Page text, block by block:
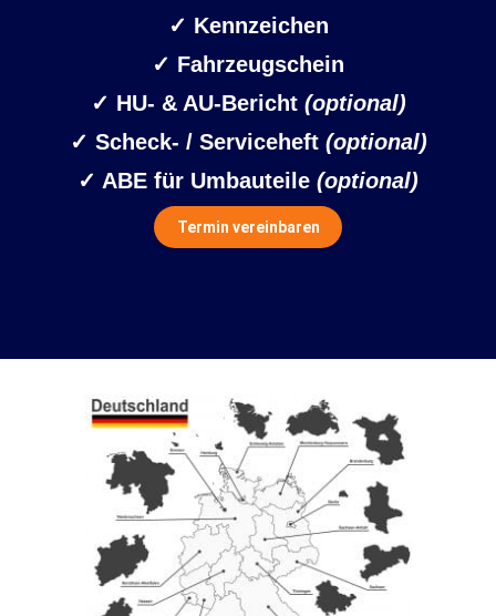
✓ Kennzeichen
✓ Fahrzeugschein
✓ HU- & AU-Bericht (optional)
✓ Scheck- / Serviceheft (optional)
✓ ABE für Umbauteile (optional)
Termin vereinbaren